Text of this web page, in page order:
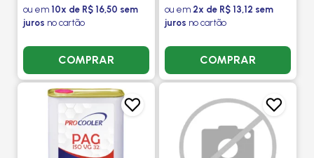
ou em 10x de R$ 16,50 sem
juros no cartão
COMPRAR
ou em 2x de R$ 13,12 sem
juros no cartão
COMPRAR